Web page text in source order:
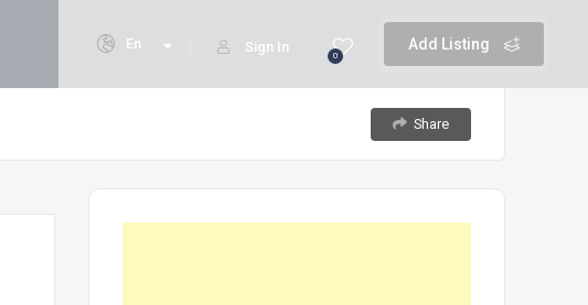
Add Listing
0
Sign In
En
Share